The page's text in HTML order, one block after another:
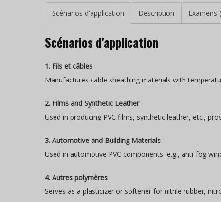
Scénarios d'application Description Examens
Scénarios d'application
1. Fils et câbles
Manufactures cable sheathing materials with
2. Films and Synthetic Leather
Used in producing PVC films, synthetic leather, etc.,
3. Automotive and Building Materials
Used in automotive PVC components (e.g., anti-fog
4. Autres polymères
Serves as a plasticizer or softener for nitrile rubber,